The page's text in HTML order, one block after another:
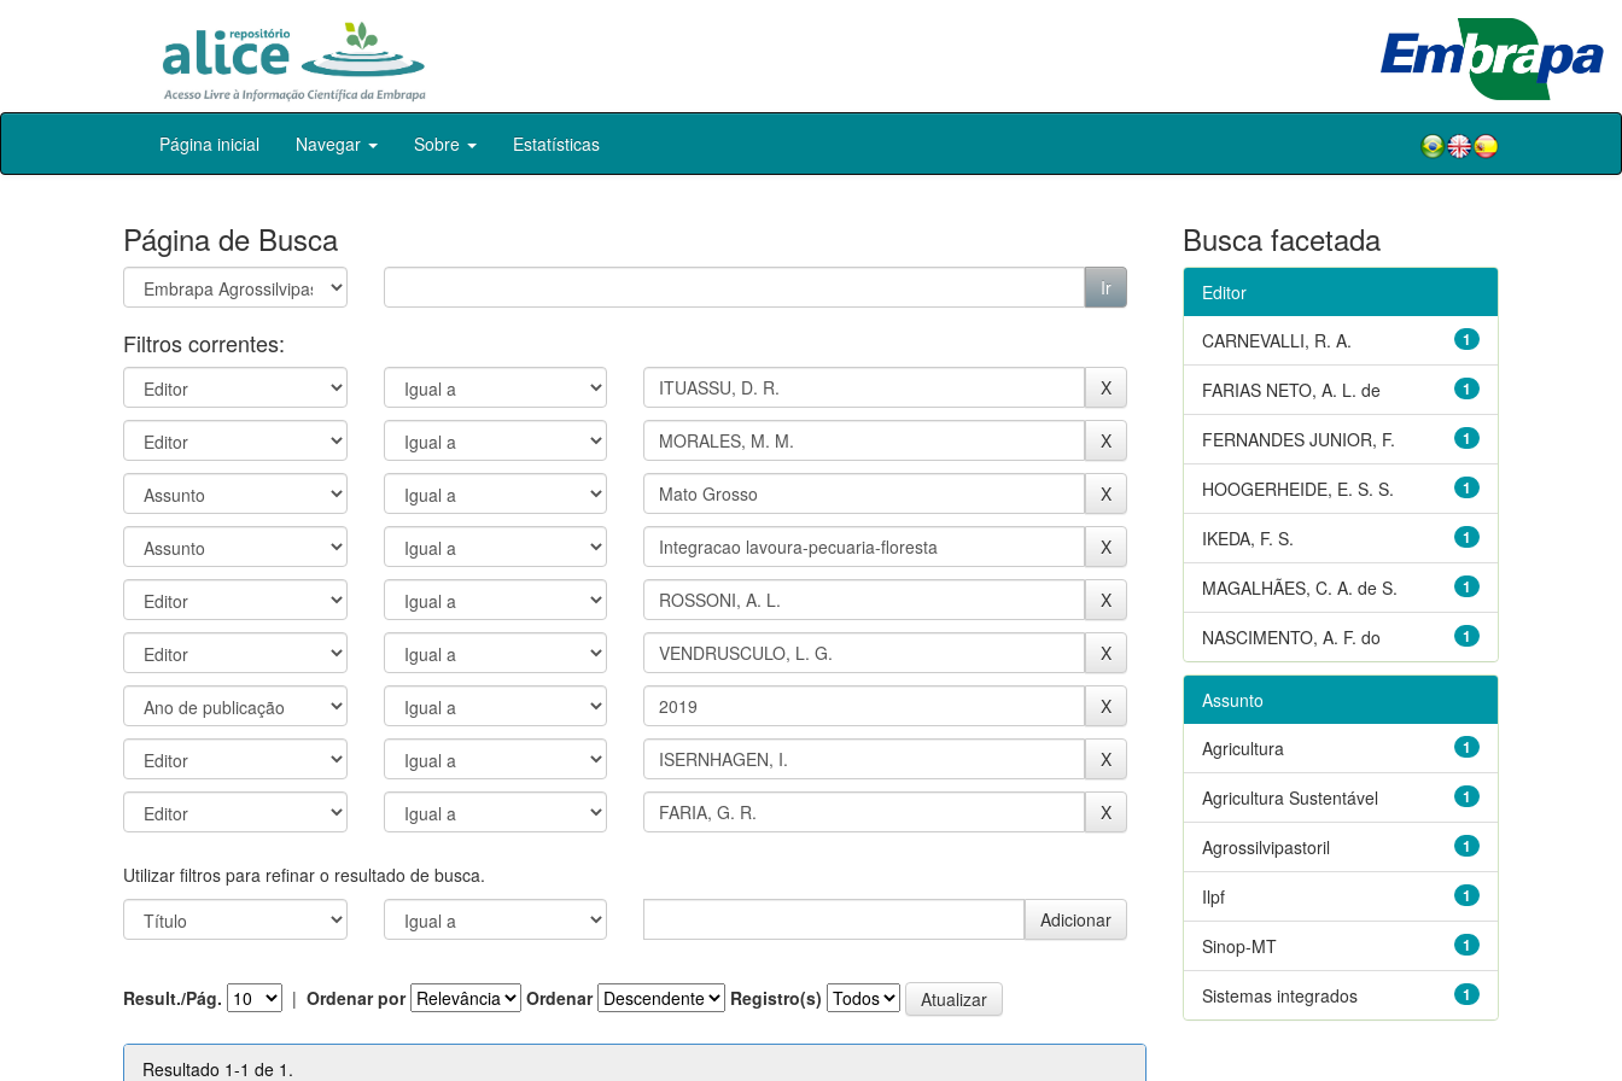
Skip
Página inicial Navegar Sobre Estatísticas
Página de Busca
Filtros correntes:
Utilizar filtros para refinar o resultado de busca.
Result./Pág. | Ordenar por Ordenar Registro(s)
Resultado 1-1 de 1.
Busca facetada
Editor
1
CARNEVALLI, R. A.
1
FARIAS NETO, A. L. de
1
FERNANDES JUNIOR, F.
1
HOOGERHEIDE, E. S. S.
1
IKEDA, F. S.
1
MAGALHÃES, C. A. de S.
1
NASCIMENTO, A. F. do
Assunto
1
Agricultura
1
Agricultura Sustentável
1
Agrossilvipastoril
1
Ilpf
1
Sinop-MT
1
Sistemas integrados